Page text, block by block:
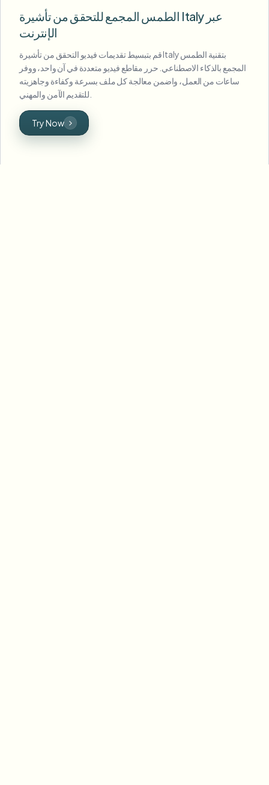
الطمس المجمع للتحقق من تأشيرة Italy عبر
الإنترنت
قم بتبسيط تقديمات فيديو التحقق من تأشيرة Italy بتقنية الطمس
المجمع بالذكاء الاصطناعي. حرر مقاطع فيديو متعددة في آن واحد، ووفر
ساعات من العمل، واضمن معالجة كل ملف بسرعة وكفاءة وجاهزيته
Try Now